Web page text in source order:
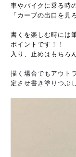
車やバイクに乗る時
「カーブの出口を見
書くを楽しむ時には
ポイントです！！
入り、止めはもちろ
描く場合でもアウト
定させ書き塗りつぶ